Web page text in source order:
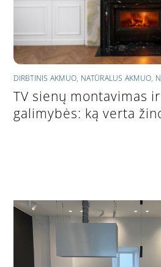
DIRBTINIS AKMUO, NATŪRALUS AKMUO,
TV sienų montavimas
galimybės: ką verta